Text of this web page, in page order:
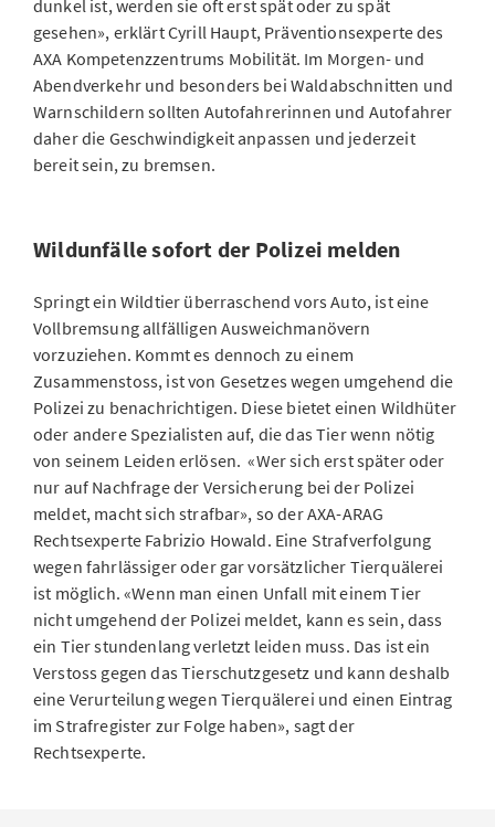
dunkel ist, werden sie oft erst spät oder zu spät
gesehen», erklärt Cyrill Haupt, Präventionsexperte des
AXA Kompetenzzentrums Mobilität. Im Morgen- und
Abendverkehr und besonders bei Waldabschnitten und
Warnschildern sollten Autofahrerinnen und Autofahrer
daher die Geschwindigkeit anpassen und jederzeit
bereit sein, zu bremsen.
Wildunfälle sofort der Polizei melden
Springt ein Wildtier überraschend vors Auto, ist eine
Vollbremsung allfälligen Ausweichmanövern
vorzuziehen. Kommt es dennoch zu einem
Zusammenstoss, ist von Gesetzes wegen umgehend die
Polizei zu benachrichtigen. Diese bietet einen Wildhüter
oder andere Spezialisten auf, die das Tier wenn nötig
von seinem Leiden erlösen. «Wer sich erst später oder
nur auf Nachfrage der Versicherung bei der Polizei
meldet, macht sich strafbar», so der AXA-ARAG
Rechtsexperte Fabrizio Howald. Eine Strafverfolgung
wegen fahrlässiger oder gar vorsätzlicher Tierquälerei
ist möglich. «Wenn man einen Unfall mit einem Tier
nicht umgehend der Polizei meldet, kann es sein, dass
ein Tier stundenlang verletzt leiden muss. Das ist ein
Verstoss gegen das Tierschutzgesetz und kann deshalb
eine Verurteilung wegen Tierquälerei und einen Eintrag
im Strafregister zur Folge haben», sagt der
Rechtsexperte.